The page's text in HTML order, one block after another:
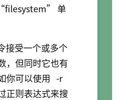
单
接受一个或多个
，但同时它也有
你可以使用 -r
正则表达式来搜